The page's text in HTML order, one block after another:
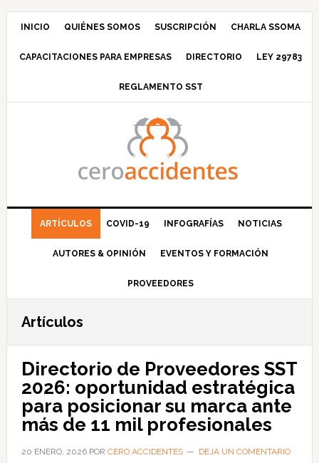
Saltar
navegación
Saltar
principal
Saltar
barra
principal
Saltar
INICIO QUIÉNES SOMOS SUSCRIPCIÓN CHARLA SSOMA
CAPACITACIONES PARA EMPRESAS DIRECTORIO LEY 29783
REGLAMENTO SST
ARTÍCULOS COVID-19 INFOGRAFÍAS NOTICIAS
AUTORES & OPINIÓN EVENTOS Y FORMACIÓN
PROVEEDORES
Artículos
Directorio de Proveedores SST
2026: oportunidad estratégica
para posicionar su marca ante
más de 11 mil profesionales
20 ENERO, 2026POR CERO ACCIDENTES DEJA UN COMENTARIO